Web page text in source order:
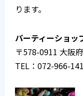
ります。
パーティーショッ
〒578-0911 大阪
TEL：072-966-